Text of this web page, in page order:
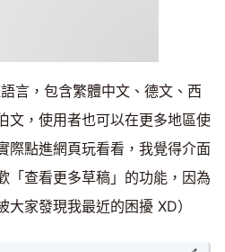
言，包含繁體中文、德文、西
文，使用者也可以在更多地區使
際點進網頁玩看看，我覺得介面
「查看更多草稿」的功能，因為
家發現我最近的困擾 XD）